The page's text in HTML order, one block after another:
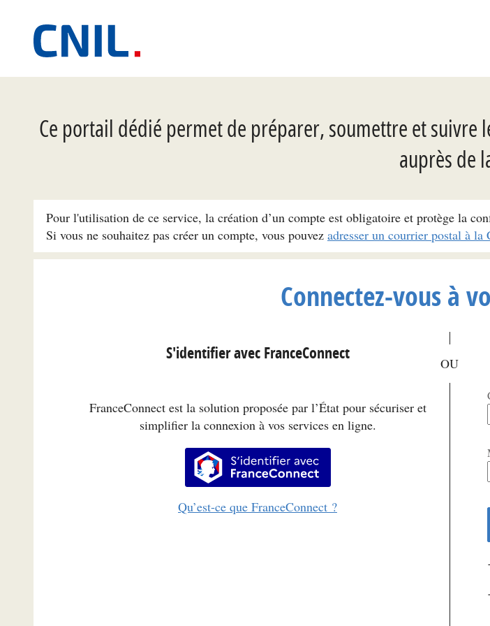
Ce portail dédié permet de préparer, soumettre et
auprès de
Pour l'utilisation de ce service, la création d’un compte est obligatoire et protège la
Si vous ne souhaitez pas créer un compte, vous pouvez adresser un courrier postal à la
Connectez-vous à
S'identifier avec FranceConnect
FranceConnect est la solution proposée par l’État pour sécuriser et
simplifier la connexion à vos services en ligne.
S’identifier avec FranceConnect
Qu’est-ce que FranceConnect ?